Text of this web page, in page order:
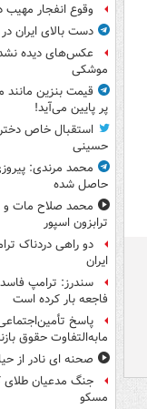
وقوع انفجار
دست بالای ایران
عکس‌های دیده
موشکی
قیمت بنزین مانند
پر پایین می‌آید!
استقبال خاص
حسینی
محمد مرندی:
حاصل شده
محمد صلاح مات و
ترابزون اسپور
دو راهی دردناک
ایران
سندرز: ترامپ
فاجعه بار کرده است
پاسخ
مابه‌التفاوت حقوق
صحنه ای نادر از
جنگ مدعیان طلای
مسکو